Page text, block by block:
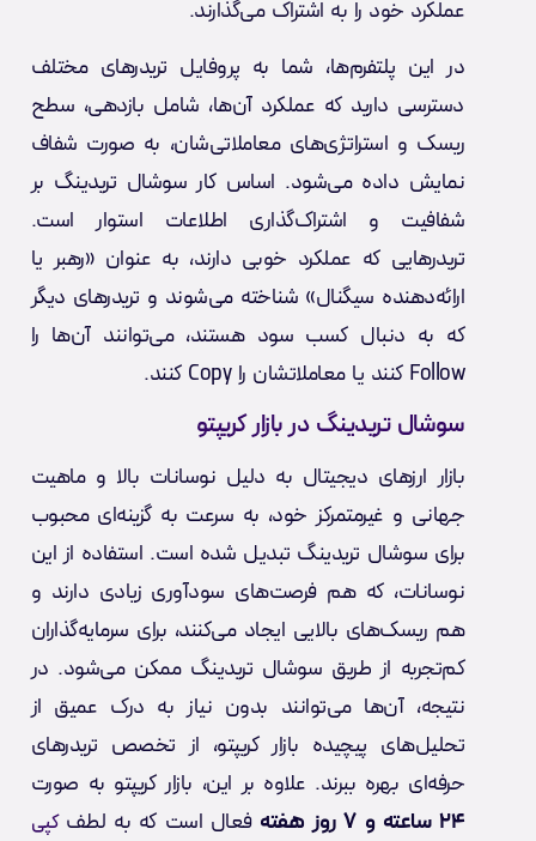
عملکرد خود را به اشتراک می‌گذارند.
در این پلتفرم‌ها، شما به پروفایل تریدرهای مختلف
دسترسی دارید که عملکرد آن‌ها، شامل بازدهی، سطح
ریسک و استراتژی‌های معاملاتی‌شان، به صورت شفاف
نمایش داده می‌شود. اساس کار سوشال تریدینگ بر
شفافیت و اشتراک‌گذاری اطلاعات استوار است.
تریدرهایی که عملکرد خوبی دارند، به عنوان «رهبر یا
ارائه‌دهنده سیگنال» شناخته می‌شوند و تریدرهای دیگر
که به دنبال کسب سود هستند، می‌توانند آن‌ها را
Follow کنند یا معاملاتشان را Copy کنند.
سوشال تریدینگ در بازار کریپتو
بازار ارزهای دیجیتال به دلیل نوسانات بالا و ماهیت
جهانی و غیرمتمرکز خود، به سرعت به گزینه‌ای محبوب
برای سوشال تریدینگ تبدیل شده است. استفاده از این
نوسانات، که هم فرصت‌های سودآوری زیادی دارند و
هم ریسک‌های بالایی ایجاد می‌کنند، برای سرمایه‌گذاران
کم‌تجربه از طریق سوشال تریدینگ ممکن می‌شود. در
نتیجه، آن‌ها می‌توانند بدون نیاز به درک عمیق از
تحلیل‌های پیچیده بازار کریپتو، از تخصص تریدرهای
حرفه‌ای بهره ببرند. علاوه بر این، بازار کریپتو به صورت
۲۴ ساعته و ۷ روز هفته
فعال است که به لطفکپی